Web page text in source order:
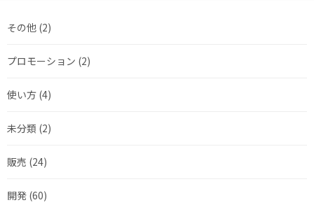
その他 (2)
プロモーション (2)
使い方 (4)
未分類 (2)
販売 (24)
開発 (60)